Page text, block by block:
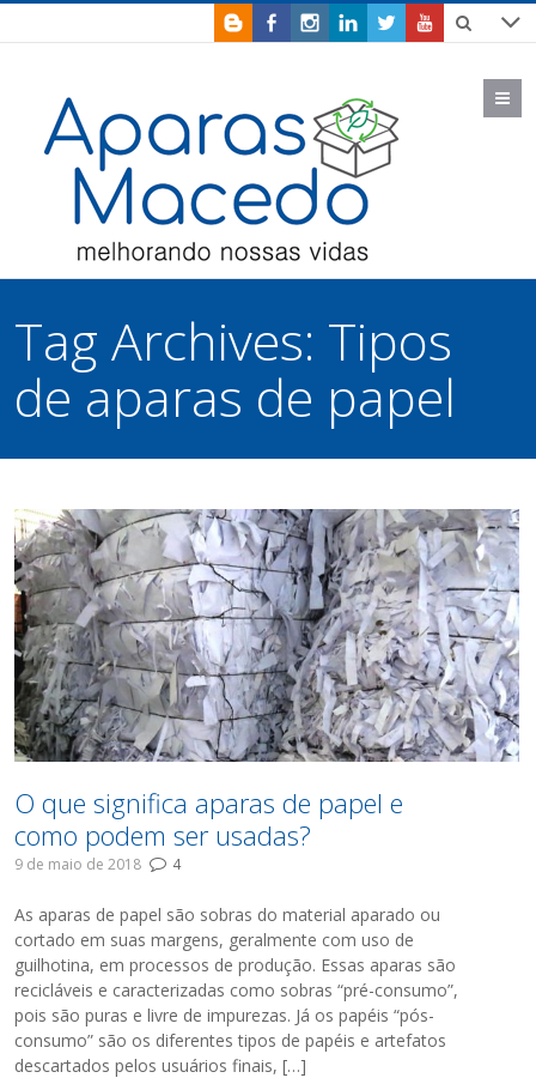
Tag Archives: Tipos
de aparas de papel
O que significa aparas de papel e
como podem ser usadas?
9 de maio de 2018 4
As aparas de papel são sobras do material aparado ou
cortado em suas margens, geralmente com uso de
guilhotina, em processos de produção. Essas aparas são
recicláveis e caracterizadas como sobras “pré-consumo”,
pois são puras e livre de impurezas. Já os papéis “pós-
consumo” são os diferentes tipos de papéis e artefatos
descartados pelos usuários finais, […]